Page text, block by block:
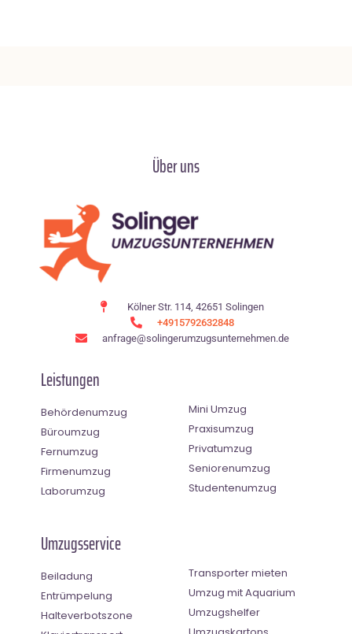
Über uns
Kölner Str. 114, 42651 Solingen
+4915792632848
anfrage@solingerumzugsunternehmen.de
Leistungen
Behördenumzug
Büroumzug
Fernumzug
Firmenumzug
Laborumzug
Mini Umzug
Praxisumzug
Privatumzug
Seniorenumzug
Studentenumzug
Umzugsservice
Beiladung
Entrümpelung
Halteverbotszone
Transporter mieten
Umzug mit Aquarium
Umzugshelfer